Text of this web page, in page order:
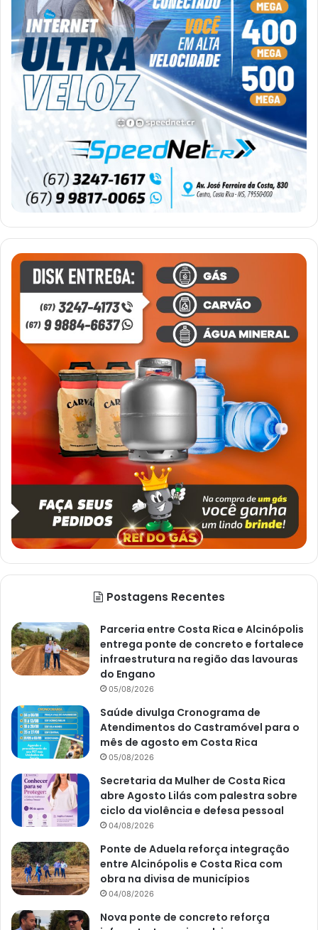
Postagens Recentes
Parceria entre Costa Rica e Alcinópolis
entrega ponte de concreto e fortalece
infraestrutura na região das lavouras
do Engano
05/08/2026
Saúde divulga Cronograma de
Atendimentos do Castramóvel para o
mês de agosto em Costa Rica
05/08/2026
Secretaria da Mulher de Costa Rica
abre Agosto Lilás com palestra sobre
ciclo da violência e defesa pessoal
04/08/2026
Ponte de Aduela reforça integração
entre Alcinópolis e Costa Rica com
obra na divisa de municípios
04/08/2026
Nova ponte de concreto reforça